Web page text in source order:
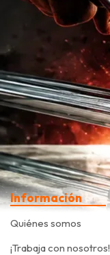
Información
Quiénes somos
¡Trabaja con nosotros!